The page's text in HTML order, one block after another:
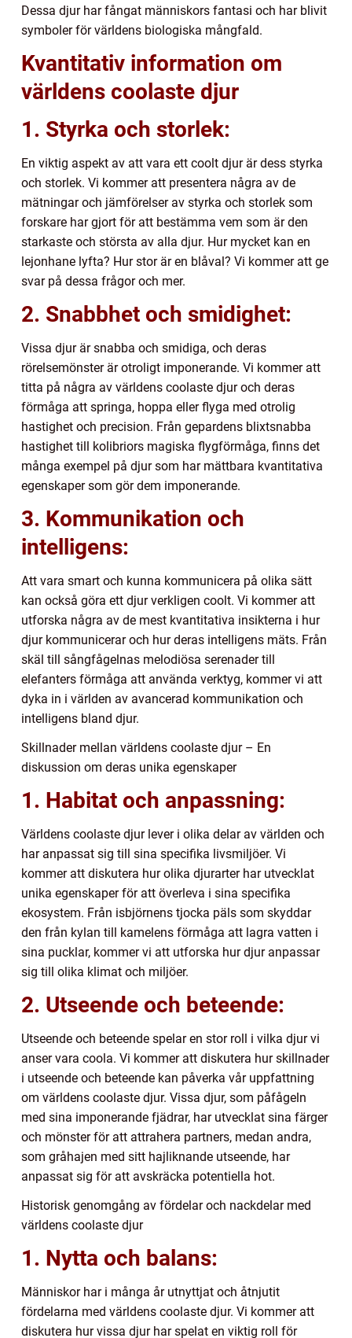
Dessa djur har fångat människors fantasi och har blivit
symboler för världens biologiska mångfald.
Kvantitativ information om
världens coolaste djur
1. Styrka och storlek:
En viktig aspekt av att vara ett coolt djur är dess styrka
och storlek. Vi kommer att presentera några av de
mätningar och jämförelser av styrka och storlek som
forskare har gjort för att bestämma vem som är den
starkaste och största av alla djur. Hur mycket kan en
lejonhane lyfta? Hur stor är en blåval? Vi kommer att ge
svar på dessa frågor och mer.
2. Snabbhet och smidighet:
Vissa djur är snabba och smidiga, och deras
rörelsemönster är otroligt imponerande. Vi kommer att
titta på några av världens coolaste djur och deras
förmåga att springa, hoppa eller flyga med otrolig
hastighet och precision. Från gepardens blixtsnabba
hastighet till kolibriors magiska flygförmåga, finns det
många exempel på djur som har mättbara kvantitativa
egenskaper som gör dem imponerande.
3. Kommunikation och
intelligens:
Att vara smart och kunna kommunicera på olika sätt
kan också göra ett djur verkligen coolt. Vi kommer att
utforska några av de mest kvantitativa insikterna i hur
djur kommunicerar och hur deras intelligens mäts. Från
skäl till sångfågelnas melodiösa serenader till
elefanters förmåga att använda verktyg, kommer vi att
dyka in i världen av avancerad kommunikation och
intelligens bland djur.
Skillnader mellan världens coolaste djur – En
diskussion om deras unika egenskaper
1. Habitat och anpassning:
Världens coolaste djur lever i olika delar av världen och
har anpassat sig till sina specifika livsmiljöer. Vi
kommer att diskutera hur olika djurarter har utvecklat
unika egenskaper för att överleva i sina specifika
ekosystem. Från isbjörnens tjocka päls som skyddar
den från kylan till kamelens förmåga att lagra vatten i
sina pucklar, kommer vi att utforska hur djur anpassar
sig till olika klimat och miljöer.
2. Utseende och beteende:
Utseende och beteende spelar en stor roll i vilka djur vi
anser vara coola. Vi kommer att diskutera hur skillnader
i utseende och beteende kan påverka vår uppfattning
om världens coolaste djur. Vissa djur, som påfågeln
med sina imponerande fjädrar, har utvecklat sina färger
och mönster för att attrahera partners, medan andra,
som gråhajen med sitt hajliknande utseende, har
anpassat sig för att avskräcka potentiella hot.
Historisk genomgång av fördelar och nackdelar med
världens coolaste djur
1. Nytta och balans:
Människor har i många år utnyttjat och åtnjutit
fördelarna med världens coolaste djur. Vi kommer att
diskutera hur vissa djur har spelat en viktig roll för